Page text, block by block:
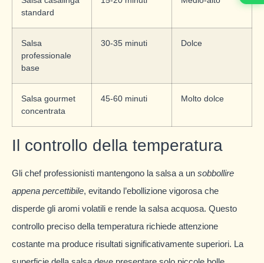
standard
Salsa
professionale
base
30-35 minuti Dolce
Salsa gourmet
concentrata
45-60 minuti Molto dolce
Il controllo della temperatura
Gli chef professionisti mantengono la salsa a un sobbollire
appena percettibile, evitando l’ebollizione vigorosa che
disperde gli aromi volatili e rende la salsa acquosa. Questo
controllo preciso della temperatura richiede attenzione
costante ma produce risultati significativamente superiori. La